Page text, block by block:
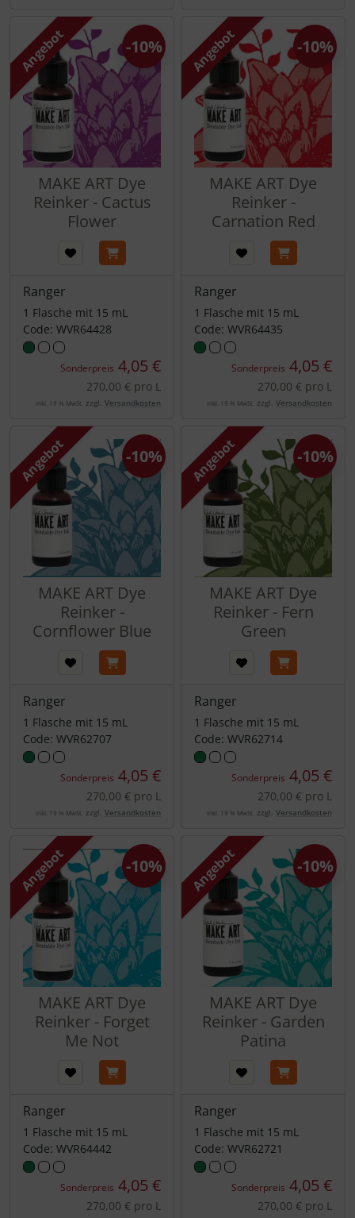
Angebot
MAKE ART Dye
Reinker - Cactus
Flower
Ranger
1 Flasche mit 15 mL
Code: WVR64428
Sonderpreis 4,05 €
-10%
270,00 € pro L
inkl. 19 % MwSt. zzgl. Versandkosten
Angebot
MAKE ART Dye
Reinker -
Carnation Red
Ranger
1 Flasche mit 15 mL
Code: WVR64435
Sonderpreis 4,05 €
-10%
270,00 € pro L
inkl. 19 % MwSt. zzgl. Versandkosten
Angebot
MAKE ART Dye
Reinker -
Cornflower Blue
Ranger
1 Flasche mit 15 mL
Code: WVR62707
Sonderpreis 4,05 €
-10%
270,00 € pro L
inkl. 19 % MwSt. zzgl. Versandkosten
Angebot
MAKE ART Dye
Reinker - Fern
Green
Ranger
1 Flasche mit 15 mL
Code: WVR62714
Sonderpreis 4,05 €
-10%
270,00 € pro L
inkl. 19 % MwSt. zzgl. Versandkosten
Angebot
MAKE ART Dye
Reinker - Forget
Me Not
Ranger
1 Flasche mit 15 mL
Code: WVR64442
Sonderpreis 4,05 €
-10%
270,00 € pro L
Angebot
MAKE ART Dye
Reinker - Garden
Patina
Ranger
1 Flasche mit 15 mL
Code: WVR62721
Sonderpreis 4,05 €
-10%
270,00 € pro L